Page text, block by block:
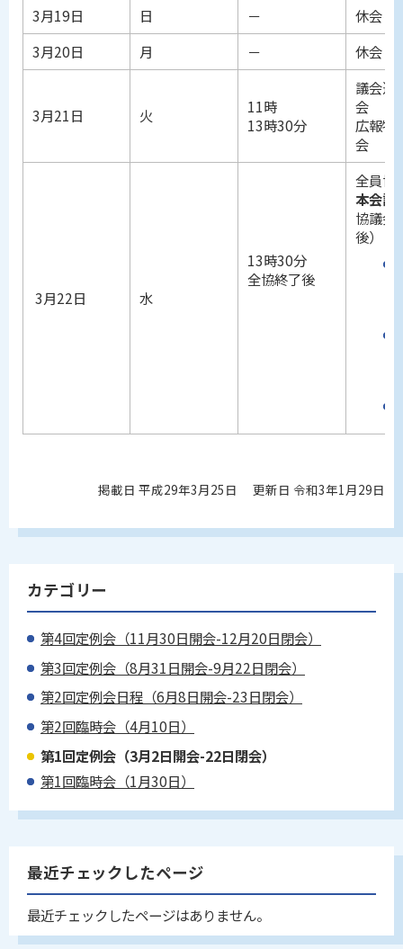
3月19日
日 －
休会
3月20日
月 － 休会
3月21日 火
11時
13時30分
議会運
会
広報特
会
3月22日 水
13時30分
全協終了後
全員協
本会議
協議会
後）
掲載日 平成29年3月25日 更新日 令和3年1月29日
カテゴリー
第4回定例会（11月30日開会-12月20日閉会）
第3回定例会（8月31日開会-9月22日閉会）
第2回定例会日程（6月8日開会-23日閉会）
第2回臨時会（4月10日）
第1回定例会（3月2日開会-22日閉会）
第1回臨時会（1月30日）
最近チェックしたページ
最近チェックしたページはありません。